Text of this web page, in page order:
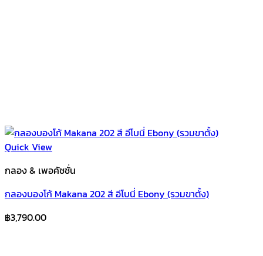
Quick View
กลอง & เพอคัชชั่น
กลองบองโก้ Makana 202 สี อีโบนี่ Ebony (รวมขาตั้ง)
฿3,790.00